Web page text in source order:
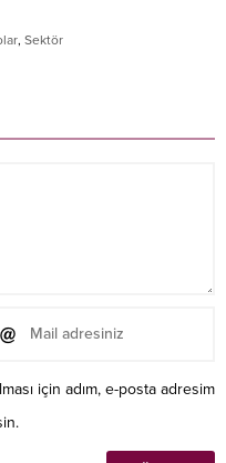
, Sektör
için adım, e-posta adresim